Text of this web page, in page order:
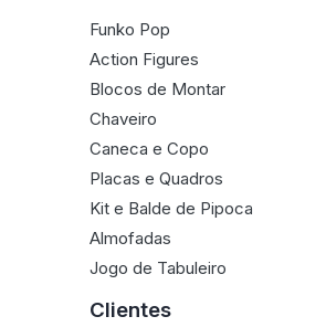
Funko Pop
Action Figures
Blocos de Montar
Chaveiro
Caneca e Copo
Placas e Quadros
Kit e Balde de Pipoca
Almofadas
Jogo de Tabuleiro
Clientes